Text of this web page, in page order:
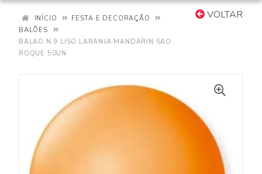
VOLTAR
INÍCIO
FESTA E DECORAÇÃO
BALÕES
BALAO N.9 LISO LARANJA MANDARIN SAO
ROQUE 50UN